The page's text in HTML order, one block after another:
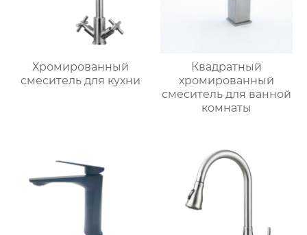
Хромированный
смеситель для кухни
Квадратный
хромированный
смеситель для ванной
комнаты